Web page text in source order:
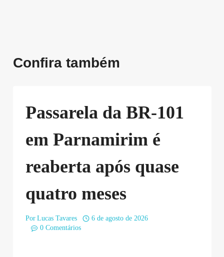
Confira também
Passarela da BR-101
em Parnamirim é
reaberta após quase
quatro meses
Por Lucas Tavares
6 de agosto de 2026
0 Comentários